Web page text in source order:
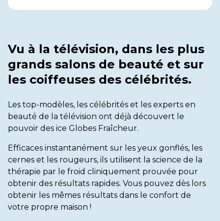
Vu à la télévision, dans les plus
grands salons de beauté et sur
les coiffeuses des célébrités.
Les top-modèles, les célébrités et les experts en
beauté de la télévision ont déjà découvert le
pouvoir des ice Globes Fraîcheur.
Efficaces instantanément sur les yeux gonflés, les
cernes et les rougeurs, ils utilisent la science de la
thérapie par le froid cliniquement prouvée pour
obtenir des résultats rapides. Vous pouvez dès lors
obtenir les mêmes résultats dans le confort de
votre propre maison !